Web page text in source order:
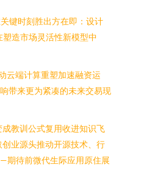
键时刻胜出方在即：设计
造市场灵活性新模型中
云端计算重塑加速融资运
带来更为紧凑的未来交易现
教训公式复用收进知识飞
业源头推动开源技术、行
期待前微代生际应用原住展